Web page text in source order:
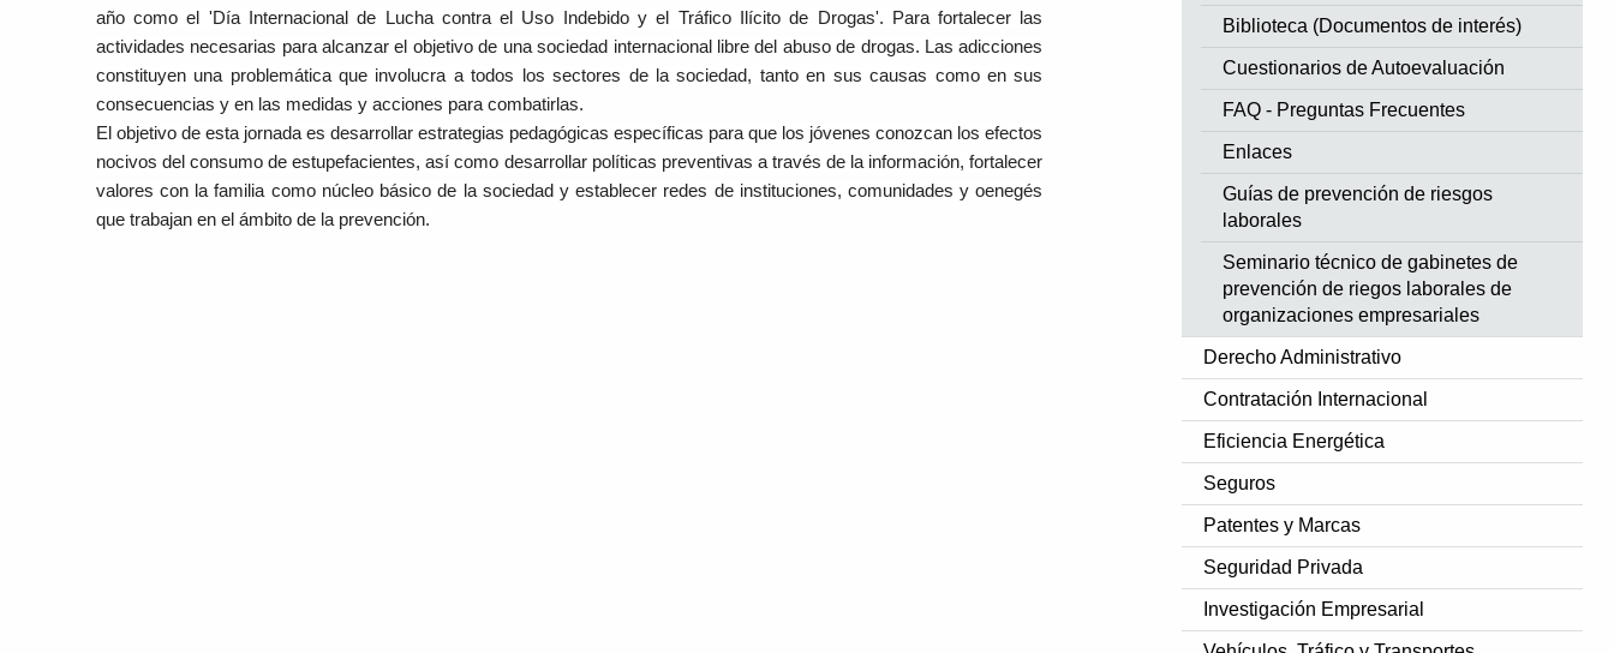
Biblioteca (Documentos de interés)
Cuestionarios de Autoevaluación
FAQ - Preguntas Frecuentes
Enlaces
Guías de prevención de riesgos
laborales
Seminario técnico de gabinetes de
prevención de riegos laborales de
organizaciones empresariales
Derecho Administrativo
Contratación Internacional
Eficiencia Energética
Seguros
Patentes y Marcas
Seguridad Privada
Investigación Empresarial
año como el 'Día Internacional de Lucha contra el Uso Indebido y el Tráfico Ilícito de Drogas'. Para fortalecer las
actividades necesarias para alcanzar el objetivo de una sociedad internacional libre del abuso de drogas. Las adicciones
constituyen una problemática que involucra a todos los sectores de la sociedad, tanto en sus causas como en sus
consecuencias y en las medidas y acciones para combatirlas.
El objetivo de esta jornada es desarrollar estrategias pedagógicas específicas para que los jóvenes conozcan los efectos
nocivos del consumo de estupefacientes, así como desarrollar políticas preventivas a través de la información, fortalecer
valores con la familia como núcleo básico de la sociedad y establecer redes de instituciones, comunidades y oenegés
que trabajan en el ámbito de la prevención.